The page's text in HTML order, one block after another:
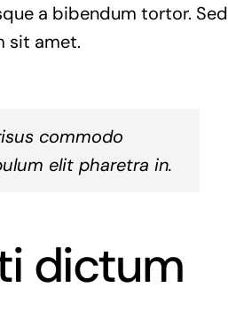
a bibendum tortor. Sed
sit amet.
commodo
elit pharetra in.
dictum